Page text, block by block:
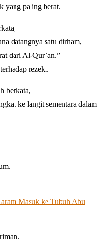
yang paling berat.
datangnya satu dirham,
dari Al-Qur’an.”
rezeki.
berkata,
ke langit sementara dalam
Masuk ke Tubuh Abu